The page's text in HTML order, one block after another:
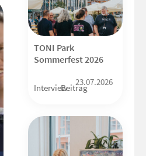
TONI Park
Sommerfest 2026
InterviewBeitrag
23.07.2026